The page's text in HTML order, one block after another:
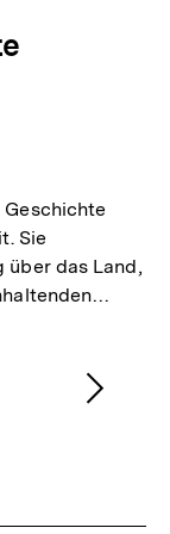
Sie
über das Land,